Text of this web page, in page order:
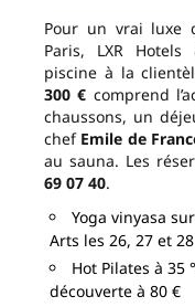
Pour un vrai luxe
Paris, LXR
piscine à la
300 € comprend
chaussons, un
chef Emile de
au sauna. Les
69 07 40.
Yoga vinyasa
Arts les 26, 27 et
Hot Pilates à 35
découverte à 80 €